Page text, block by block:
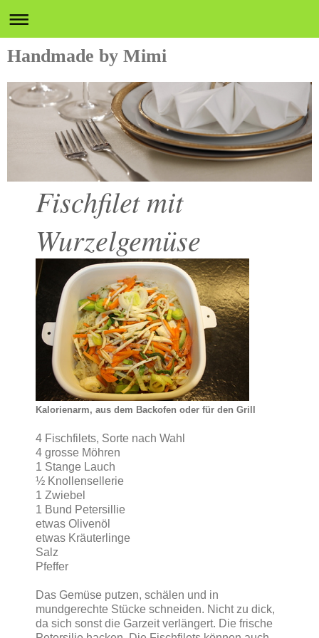
Handmade by Mimi
Fischfilet mit
Wurzelgemüse
Kalorienarm, aus dem Backofen oder für den Grill
4 Fischfilets, Sorte nach Wahl
4 grosse Möhren
1 Stange Lauch
½ Knollensellerie
1 Zwiebel
1 Bund Petersillie
etwas Olivenöl
etwas Kräuterlinge
Salz
Pfeffer
Das Gemüse putzen, schälen und in
mundgerechte Stücke schneiden. Nicht zu dick,
da sich sonst die Garzeit verlängert. Die frische